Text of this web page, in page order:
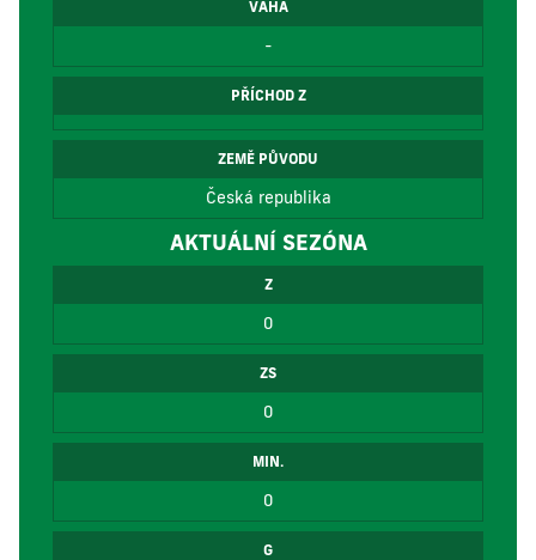
VÁHA
-
PŘÍCHOD Z
ZEMĚ PŮVODU
Česká republika
AKTUÁLNÍ SEZÓNA
Z
0
ZS
0
MIN.
0
G